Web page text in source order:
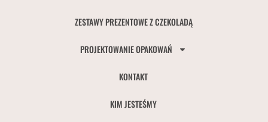
ZESTAWY PREZENTOWE Z CZEKOLADĄ
PROJEKTOWANIE OPAKOWAŃ
KONTAKT
KIM JESTEŚMY